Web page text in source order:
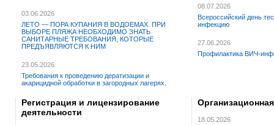
03.06.2026
ЛЕТО — ПОРА КУПАНИЯ В ВОДОЕМАХ. ПРИ
ВЫБОРЕ ПЛЯЖА НЕОБХОДИМО ЗНАТЬ
САНИТАРНЫЕ ТРЕБОВАНИЯ, КОТОРЫЕ
ПРЕДЪЯВЛЯЮТСЯ К НИМ
23.05.2026
Требования к проведению дератизации и
акарицидной обработки в загородных лагерях.
08.07.2026
Всероссийский день
инфекцию
27.06.2026
Профилактика ВИЧ-
Регистрация и лицензирование
деятельности
18.05.2026